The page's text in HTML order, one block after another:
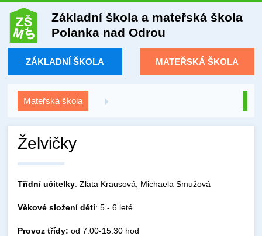
Základní škola a mateřská škola
Polanka nad Odrou
ZÁKLADNÍ ŠKOLA MATEŘSKÁ ŠKOLA
Mateřská škola
Želvičky
Třídní učitelky: Zlata Krausová, Michaela Smužová
Věkové složení dětí: 5 - 6 leté
Provoz třídy: od 7:00-15:30 hod